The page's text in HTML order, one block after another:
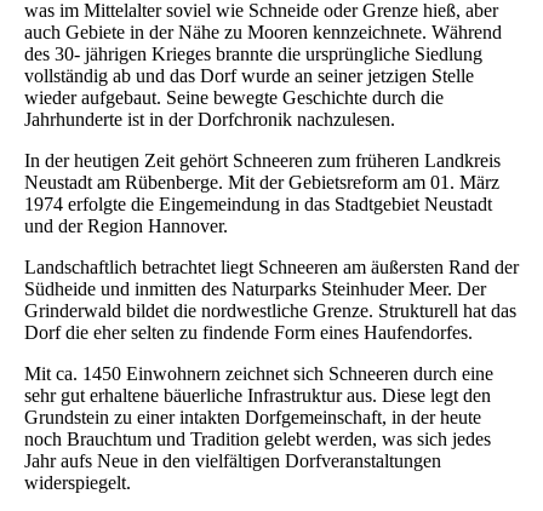
was im Mittelalter soviel wie Schneide oder Grenze hieß, aber
auch Gebiete in der Nähe zu Mooren kennzeichnete. Während
des 30- jährigen Krieges brannte die ursprüngliche Siedlung
vollständig ab und das Dorf wurde an seiner jetzigen Stelle
wieder aufgebaut. Seine bewegte Geschichte durch die
Jahrhunderte ist in der Dorfchronik nachzulesen.
In der heutigen Zeit gehört Schneeren zum früheren Landkreis
Neustadt am Rübenberge. Mit der Gebietsreform am 01. März
1974 erfolgte die Eingemeindung in das Stadtgebiet Neustadt
und der Region Hannover.
Landschaftlich betrachtet liegt Schneeren am äußersten Rand der
Südheide und inmitten des Naturparks Steinhuder Meer. Der
Grinderwald bildet die nordwestliche Grenze. Strukturell hat das
Dorf die eher selten zu findende Form eines Haufendorfes.
Mit ca. 1450 Einwohnern zeichnet sich Schneeren durch eine
sehr gut erhaltene bäuerliche Infrastruktur aus. Diese legt den
Grundstein zu einer intakten Dorfgemeinschaft, in der heute
noch Brauchtum und Tradition gelebt werden, was sich jedes
Jahr aufs Neue in den vielfältigen Dorfveranstaltungen
widerspiegelt.